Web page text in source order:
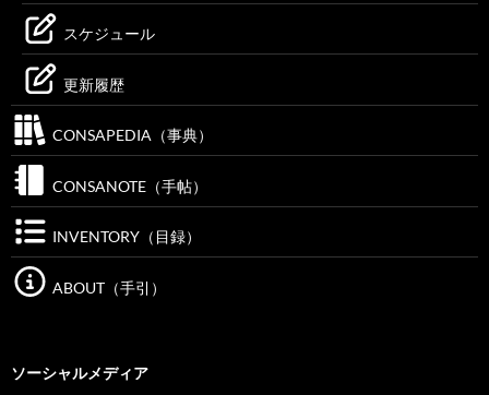
スケジュール
更新履歴
CONSAPEDIA（事典）
CONSANOTE（手帖）
INVENTORY（目録）
ABOUT（手引）
ソーシャルメディア